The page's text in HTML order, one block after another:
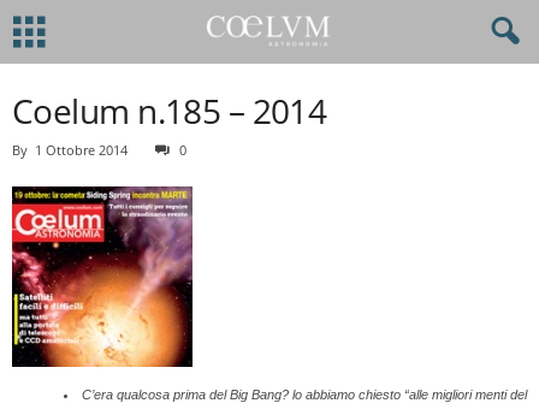
Coelum n.185 – 2014
By 1 Ottobre 2014 0
C’era qualcosa prima del Big Bang? lo abbiamo chiesto “alle migliori menti del